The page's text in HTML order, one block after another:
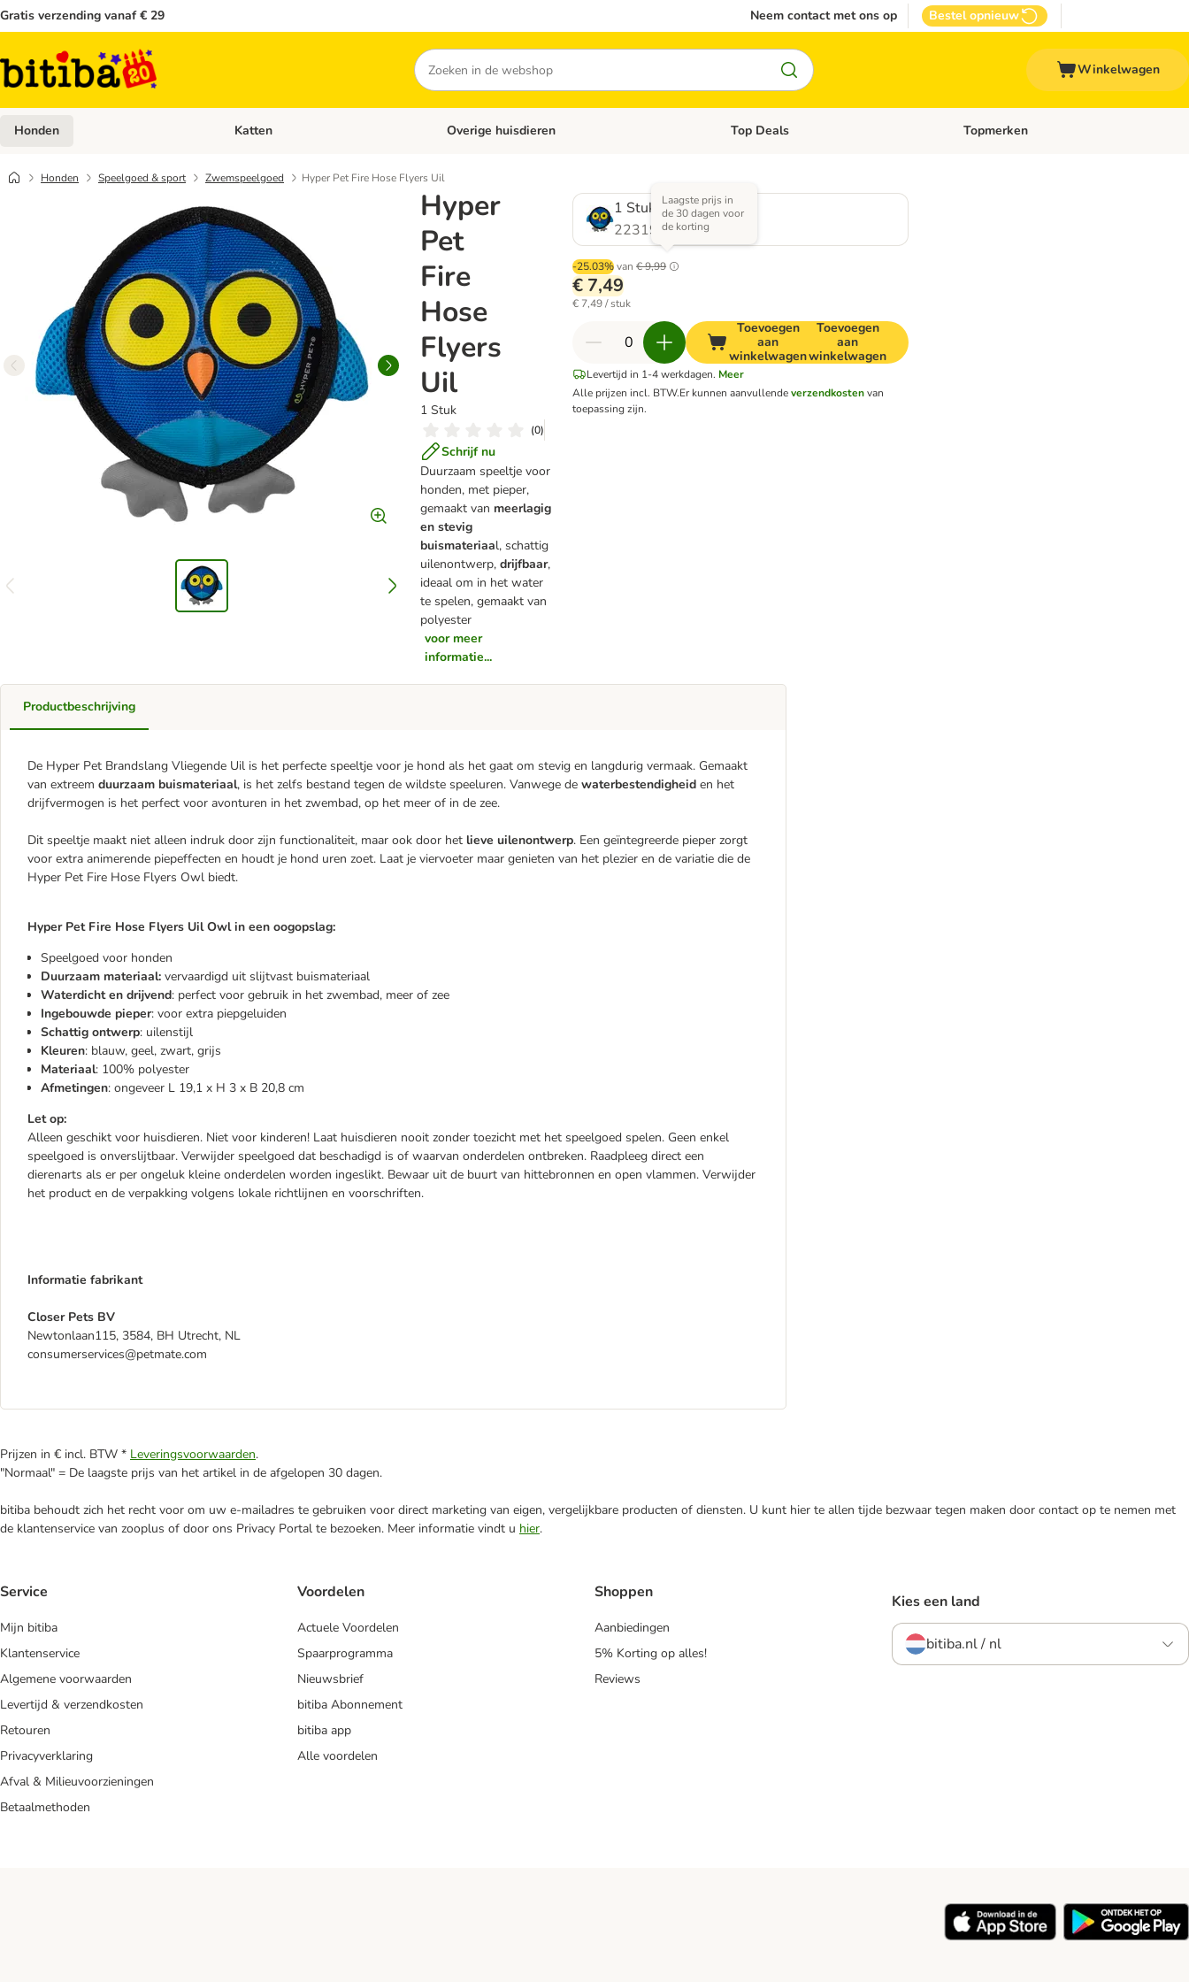
Gratis verzending vanaf € 29 Neem contact met ons op Bestel opnieuw
Zoeken
Winkelwagen
Honden Open categoriemenu: Honden
Katten Open categoriemenu: Katten
Overige huisdieren Open categoriemenu: Overige huisdieren
Top Deals Open categoriemenu: Top Deals
Topmerken
Honden Speelgoed & sport Zwemspeelgoed Hyper Pet Fire Hose Flyers Uil
Hyper
Pet
Fire
Hose
Flyers
Uil
1 Stuk
(0)
Schrijf nu
Duurzaam speeltje voor
honden, met pieper,
gemaakt van meerlagig
en stevig
buismateriaal, schattig
uilenontwerp,drijfbaar,
ideaal om in het water
te spelen, gemaakt van
polyester
voor meer
informatie...
1 Stuk
2231967.0
-25.03%van € 9,99
Laagste prijs in
de 30 dagen voor
de korting
€ 7,49
€ 7,49 / stuk
Toevoegen
aan
winkelwagen
Toevoegen
aan
winkelwagen
Levertijd in 1-4 werkdagen. Meer
Alle prijzen incl. BTW.Er kunnen aanvullendeverzendkostenvan
toepassing zijn.
Productbeschrijving
De Hyper Pet Brandslang Vliegende Uil is het perfecte speeltje voor je hond als het gaat om stevig en langdurig vermaak. Gemaakt
van extreem duurzaam buismateriaal, is het zelfs bestand tegen de wildste speeluren. Vanwege de waterbestendigheid en het
drijfvermogen is het perfect voor avonturen in het zwembad, op het meer of in de zee.
Dit speeltje maakt niet alleen indruk door zijn functionaliteit, maar ook door het lieve uilenontwerp. Een geïntegreerde pieper zorgt
voor extra animerende piepeffecten en houdt je hond uren zoet. Laat je viervoeter maar genieten van het plezier en de variatie die de
Hyper Pet Fire Hose Flyers Owl biedt.
Hyper Pet Fire Hose Flyers Uil Owl in een oogopslag:
Speelgoed voor honden
Duurzaam materiaal: vervaardigd uit slijtvast buismateriaal
Waterdicht en drijvend: perfect voor gebruik in het zwembad, meer of zee
Ingebouwde pieper: voor extra piepgeluiden
Schattig ontwerp: uilenstijl
Kleuren: blauw, geel, zwart, grijs
Materiaal: 100% polyester
Afmetingen: ongeveer L 19,1 x H 3 x B 20,8 cm
Let op:
Alleen geschikt voor huisdieren. Niet voor kinderen! Laat huisdieren nooit zonder toezicht met het speelgoed spelen. Geen enkel
speelgoed is onverslijtbaar. Verwijder speelgoed dat beschadigd is of waarvan onderdelen ontbreken. Raadpleeg direct een
dierenarts als er per ongeluk kleine onderdelen worden ingeslikt. Bewaar uit de buurt van hittebronnen en open vlammen. Verwijder
het product en de verpakking volgens lokale richtlijnen en voorschriften.
Informatie fabrikant
Closer Pets BV
Newtonlaan115, 3584, BH Utrecht, NL
consumerservices@petmate.com
Prijzen in € incl. BTW * Leveringsvoorwaarden.
"Normaal" = De laagste prijs van het artikel in de afgelopen 30 dagen.
bitiba behoudt zich het recht voor om uw e-mailadres te gebruiken voor direct marketing van eigen, vergelijkbare producten of diensten. U kunt hier te allen tijde bezwaar tegen maken door contact op te nemen met
de klantenservice van zooplus of door ons Privacy Portal te bezoeken. Meer informatie vindt u hier.
Service
Mijn bitiba
Klantenservice
Algemene voorwaarden
Levertijd & verzendkosten
Retouren
Privacyverklaring
Afval & Milieuvoorzieningen
Betaalmethoden
Voordelen
Actuele Voordelen
Spaarprogramma
Nieuwsbrief
bitiba Abonnement
bitiba app
Alle voordelen
Shoppen
Aanbiedingen
5% Korting op alles!
Reviews
Kies een land
bitiba.nl / nl